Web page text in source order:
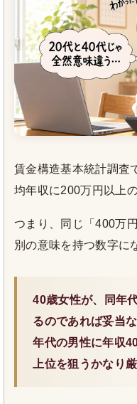
賃金構造基本統計調査
均年収に200万円以上
つまり、同じ「400万
別の意味を持つ数字に
40歳女性が、同年
るのであれば妥当
年代の男性に年収
上位を狙うかなり